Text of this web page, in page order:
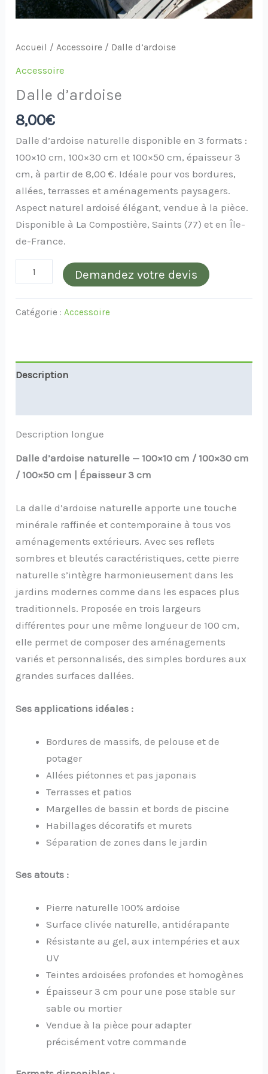
Accueil /Accessoire / Dalle d’ardoise
Accessoire
Dalle d’ardoise
8,00€
Dalle d’ardoise naturelle disponible en 3 formats :
100×10 cm, 100×30 cm et 100×50 cm, épaisseur 3
cm, à partir de 8,00 €. Idéale pour vos bordures,
allées, terrasses et aménagements paysagers.
Aspect naturel ardoisé élégant, vendue à la pièce.
Disponible à La Compostière, Saints (77) et en Île-
de-France.
Demandez votre devis
Catégorie :Accessoire
Description
Description longue
Dalle d’ardoise naturelle — 100×10 cm / 100×30 cm
/ 100×50 cm | Épaisseur 3 cm
La dalle d’ardoise naturelle apporte une touche
minérale raffinée et contemporaine à tous vos
aménagements extérieurs. Avec ses reflets
sombres et bleutés caractéristiques, cette pierre
naturelle s’intègre harmonieusement dans les
jardins modernes comme dans les espaces plus
traditionnels. Proposée en trois largeurs
différentes pour une même longueur de 100 cm,
elle permet de composer des aménagements
variés et personnalisés, des simples bordures aux
grandes surfaces dallées.
Ses applications idéales :
Bordures de massifs, de pelouse et de
potager
Allées piétonnes et pas japonais
Terrasses et patios
Margelles de bassin et bords de piscine
Habillages décoratifs et murets
Séparation de zones dans le jardin
Ses atouts :
Pierre naturelle 100% ardoise
Surface clivée naturelle, antidérapante
Résistante au gel, aux intempéries et aux
UV
Teintes ardoisées profondes et homogènes
Épaisseur 3 cm pour une pose stable sur
sable ou mortier
Vendue à la pièce pour adapter
précisément votre commande